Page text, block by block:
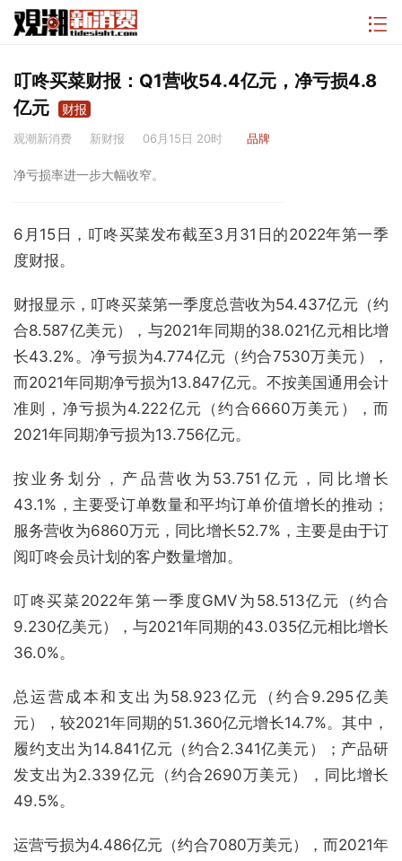
叮咚买菜财报：Q1营收54.4亿元，净亏损4.8
亿元
财报
观潮新消费 新财报 06月15日 20时 品牌
净亏损率进一步大幅收窄。
6月15日，叮咚买菜发布截至3月31日的2022年第一季
度财报。
财报显示，叮咚买菜第一季度总营收为54.437亿元（约
合8.587亿美元），与2021年同期的38.021亿元相比增
长43.2%。净亏损为4.774亿元（约合7530万美元），
而2021年同期净亏损为13.847亿元。不按美国通用会计
准则，净亏损为4.222亿元（约合6660万美元），而
2021年同期净亏损为13.756亿元。
按业务划分，产品营收为53.751亿元，同比增长
43.1%，主要受订单数量和平均订单价值增长的推动；
服务营收为6860万元，同比增长52.7%，主要是由于订
阅叮咚会员计划的客户数量增加。
叮咚买菜2022年第一季度GMV为58.513亿元（约合
9.230亿美元），与2021年同期的43.035亿元相比增长
36.0%。
总运营成本和支出为58.923亿元（约合9.295亿美
元），较2021年同期的51.360亿元增长14.7%。其中，
履约支出为14.841亿元（约合2.341亿美元）；产品研
发支出为2.339亿元（约合2690万美元），同比增长
49.5%。
运营亏损为4.486亿元（约合7080万美元），而2021年